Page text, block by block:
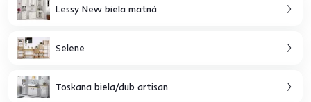
Lessy New biela matná
Selene
Toskana biela/dub artisan